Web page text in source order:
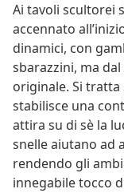
Ai tavoli scultorei
accennato
dinamici, con
sbarazzini, ma
originale. Si
stabilisce una
attira su di sè la
snelle aiutano ad
rendendo gli
innegabile tocco